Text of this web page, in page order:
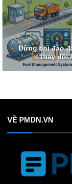
Đừng chỉ đào
thay đổi
VỀ PMDN.VN